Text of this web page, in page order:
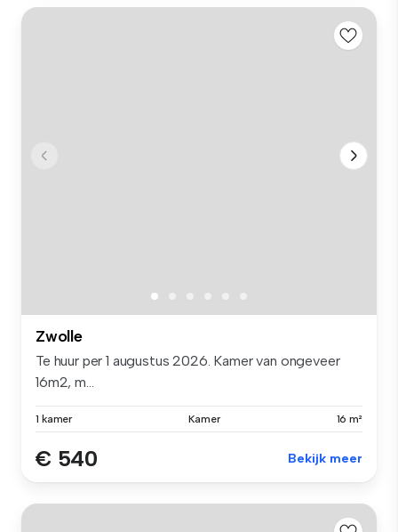
Zwolle
Te huur per 1 augustus 2026. Kamer van ongeveer
16m2, m...
1 kamer Kamer 16 m²
€ 540 Bekijk meer